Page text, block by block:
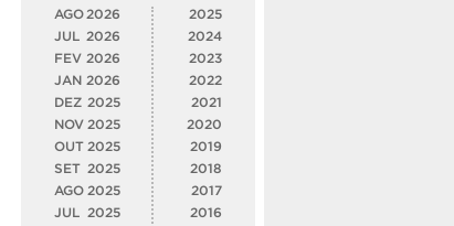
AGO 2026
JUL 2026
FEV 2026
JAN 2026
DEZ 2025
NOV 2025
OUT 2025
SET 2025
AGO 2025
JUL
2025
2025
2024
2023
2022
2021
2020
2019
2018
2017
2016